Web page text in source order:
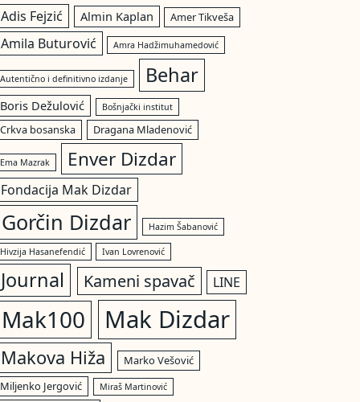
Adis Fejzić Almin Kaplan Amer Tikveša
Amila Buturović Amra Hadžimuhamedović
Autentično i definitivno izdanje Behar
Boris Dežulović Bošnjački institut
Crkva bosanska Dragana Mladenović
Ema Mazrak Enver Dizdar
Fondacija Mak Dizdar
Gorčin Dizdar Hazim Šabanović
Hivzija Hasanefendić Ivan Lovrenović
Journal Kameni spavač LINE
Mak100 Mak Dizdar
Makova Hiža
Marko Vešović
Miljenko Jergović
Miraš Martinović